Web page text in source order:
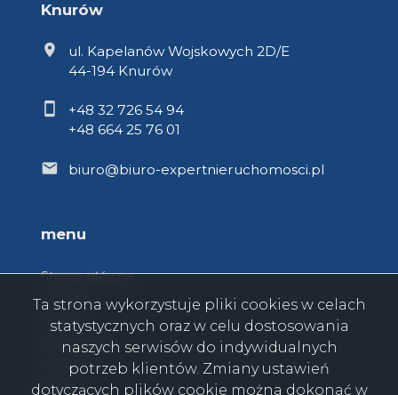
Knurów
ul. Kapelanów Wojskowych 2D/E
44-194 Knurów
+48 32 726 54 94
+48 664 25 76 01
biuro@biuro-expertnieruchomosci.pl
menu
Strona główna
O firmie
Oferty
Zgłoszenia
Ulubione
Blog
Ta strona wykorzystuje pliki cookies w celach
statystycznych oraz w celu dostosowania
naszych serwisów do indywidualnych
potrzeb klientów. Zmiany ustawień
dotyczących plików cookie można dokonać w